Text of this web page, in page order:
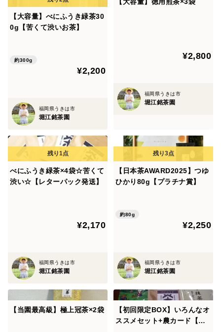
【大容量】べにふうき緑茶30
0g【苦くて渋いお茶】
約300g
¥2,200
福岡県うきは市
堀江銘茶園
¥2,800
福岡県うきは市
堀江銘茶園
べにふうき緑茶×4袋☆苦くて
渋い☆【レターパック発送】
¥2,170
福岡県うきは市
堀江銘茶園
【日本茶AWARD2025】つゆ
ひかり80g【プラチナ賞】
約80g
¥2,250
福岡県うきは市
堀江銘茶園
【当園最高級】極上冠茶×2袋
【初回限定BOX】いろんなオ
ススメセット+農カード【レ